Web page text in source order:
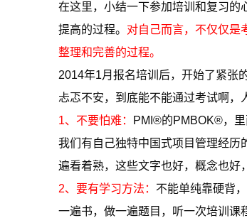
在这里，小结一下参加培训和复习的
提高的过程。 对自己而言，不仅仅是
整理和完善的过程。
2014年1月报名培训后，开始了紧张
忐忑不安，到底能不能通过考试啊，
1、不要怕难：
PMI®的PMBOK®，
我们有自己独特中国式项目管理经
遍看着熟，这些文字也好，概念也好
2、要有学习方法： 不能单纯靠硬背
一遍书，做一遍题目，听一次培训课